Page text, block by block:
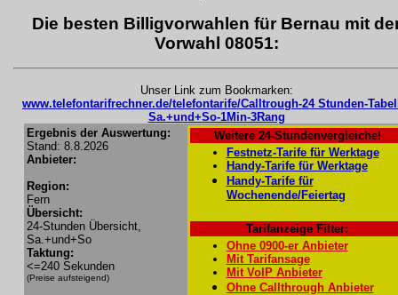
Die besten Billigvorwahlen für Bernau mit
Vorwahl 08051:
Unser Link zum Bookmarken:
www.telefontarifrechner.de/telefontarife/Calltrough-24 Stunden-
Sa.+und+So-1Min-3Rang
Ergebnis der Auswertung:
Stand: 8.8.2026
Anbieter:
Region:
Fern
Übersicht:
24-Stunden Übersicht,
Sa.+und+So
Taktung:
<=240 Sekunden
(Preise aufsteigend)
Weitere 24-Stundenvergleiche!
Festnetz-Tarife für Werktage
Handy-Tarife für Werktage
Handy-Tarife für
Wochenende/Feiertag
Tarifanzeige Filter:
Ohne 0900-er Anbieter
Mit Tarifansage
Mit VoIP Anbieter
Ohne Callthrough Anbieter